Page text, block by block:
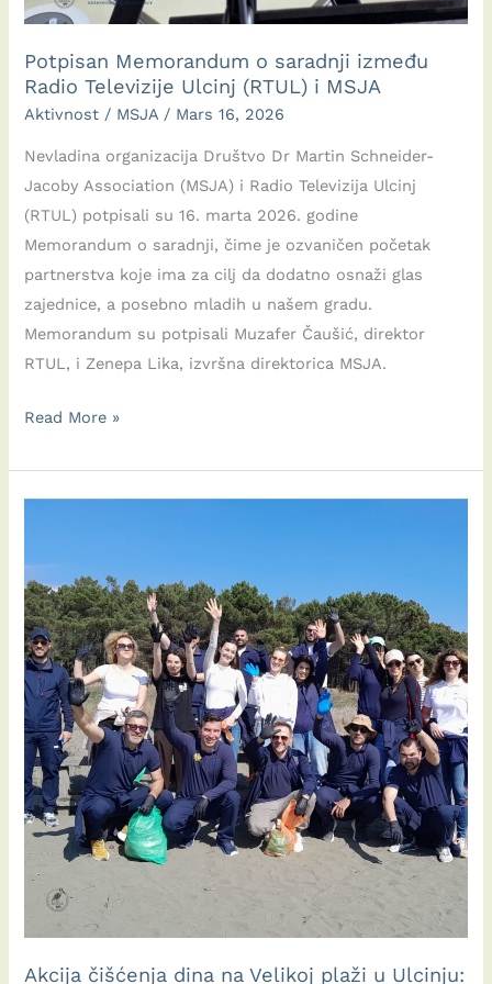
Potpisan Memorandum o saradnji između
Radio Televizije Ulcinj (RTUL) i MSJA
Aktivnost / MSJA / Mars 16, 2026
Nevladina organizacija Društvo Dr Martin Schneider-
Jacoby Association (MSJA) i Radio Televizija Ulcinj
(RTUL) potpisali su 16. marta 2026. godine
Memorandum o saradnji, čime je ozvaničen početak
partnerstva koje ima za cilj da dodatno osnaži glas
zajednice, a posebno mladih u našem gradu.
Memorandum su potpisali Muzafer Čaušić, direktor
RTUL, i Zenepa Lika, izvršna direktorica MSJA.
Potpisan
o
saradnji
Radio
Televizije
Ulcinj
(RTUL)
i
MSJA
Read More »
Akcija čišćenja dina na Velikoj plaži u Ulcinju: